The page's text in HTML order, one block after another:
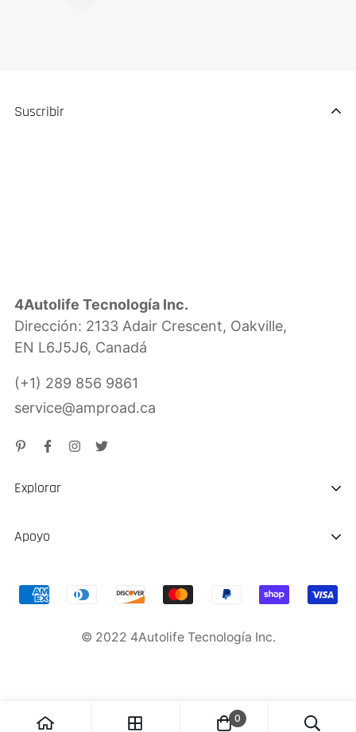
4Autolife Tecnología Inc.
Dirección: 2133 Adair Crescent, Oakville,
EN L6J5J6, Canadá
(+1) 289 856 9861
service@amproad.ca
Explorar
Sobre nosotros
Cargador portátil para vehículos eléctricos
Apoyo
Envío y Entrega
Reembolso de vuelta
La garantía del producto
Suscribir
© 2022 4Autolife Tecnología Inc.
0